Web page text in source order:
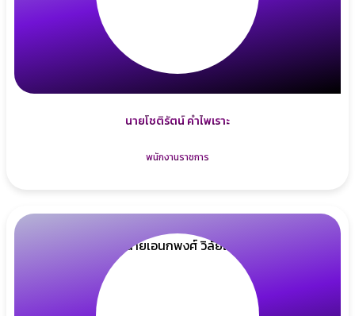
นายโชติรัตน์ คำไพเราะ
พนักงานราชการ